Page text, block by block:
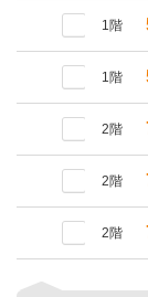
1階
1階
2階
2階
2階